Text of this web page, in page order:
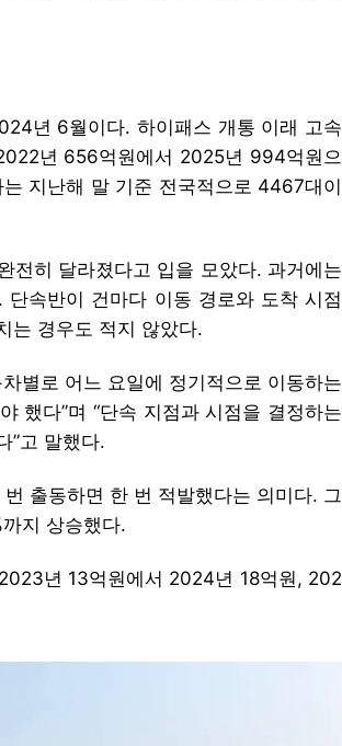
년 6월이다. 하이패스 개통 이래 고속
년 656억원에서 2025년 994억원으
지난해 말 기준 전국적으로 4467대이
전히 달라졌다고 입을 모았다. 과거에는
속반이 건마다 이동 경로와 도착 시점
는 경우도 적지 않았다.
별로 어느 요일에 정기적으로 이동하는
했다”며 “단속 지점과 시점을 결정하는
”고 말했다.
출동하면 한 번 적발했다는 의미다. 그
지 상승했다.
년 13억원에서 2024년 18억원, 202